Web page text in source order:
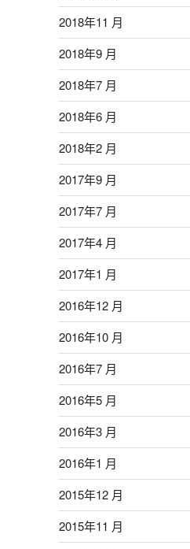
2018年11 月
2018年9 月
2018年7 月
2018年6 月
2018年2 月
2017年9 月
2017年7 月
2017年4 月
2017年1 月
2016年12 月
2016年10 月
2016年7 月
2016年5 月
2016年3 月
2016年1 月
2015年12 月
2015年11 月